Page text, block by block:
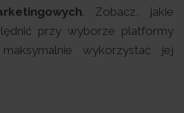
. Zobacz, jakie
przy wyborze platformy
wykorzystać jej